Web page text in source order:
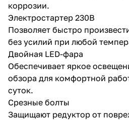
коррозии.
Электростартер 230В
Позволяет быстро
без усилий при любой
Двойная LED-фара
Обеспечивает яркое
обзора для комфортной
суток.
Срезные болты
Защищают редуктор от